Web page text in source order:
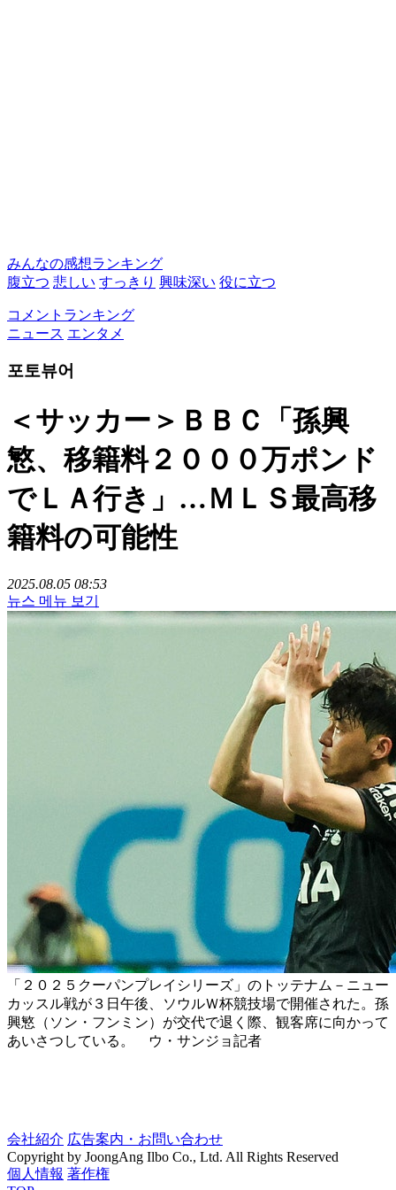
みんなの感想ランキング
腹立つ 悲しい すっきり 興味深い 役に立つ
コメントランキング
ニュース エンタメ
포토뷰어
＜サッカー＞ＢＢＣ「孫興
慜、移籍料２０００万ポンド
でＬＡ行き」…ＭＬＳ最高移
籍料の可能性
2025.08.05 08:53
뉴스 메뉴 보기
「２０２５クーパンプレイシリーズ」のトッテナム－ニュー
カッスル戦が３日午後、ソウルＷ杯競技場で開催された。孫
興慜（ソン・フンミン）が交代で退く際、観客席に向かって
あいさつしている。 ウ・サンジョ記者
会社紹介 広告案内・お問い合わせ
Copyright by JoongAng Ilbo Co., Ltd. All Rights Reserved
個人情報 著作権